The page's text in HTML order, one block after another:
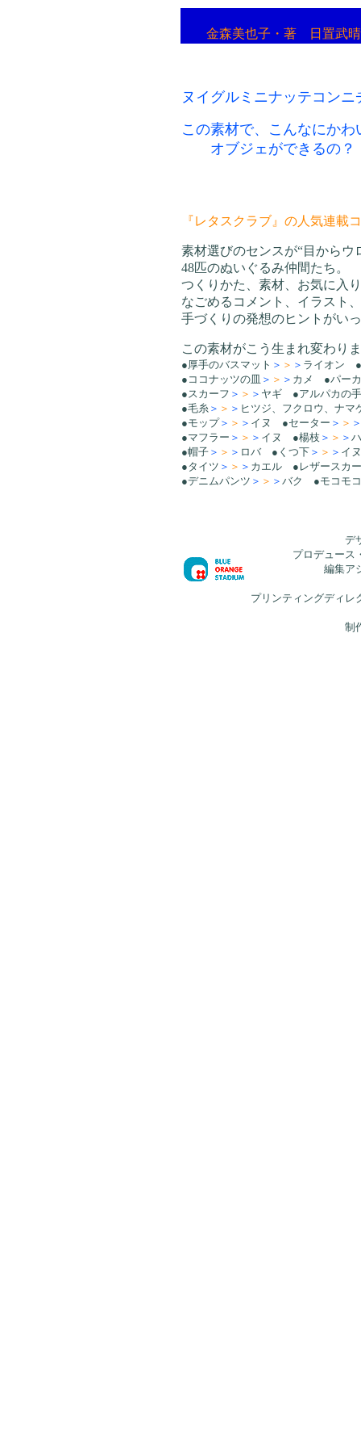
金森美也子・著 日置武
ヌイグルミニナッテコンニ
この素材で、こんなにかわ
オブジェができるの？
『レタスクラブ』の人気連載
素材選びのセンスが“目からウ
48匹のぬいぐるみ仲間たち。
つくりかた、素材、お気に入
なごめるコメント、イラスト
手づくりの発想のヒントがい
この素材がこう生まれ変わり
●厚手のバスマット ＞ ＞ ＞ ライオン ●
●ココナッツの皿 ＞ ＞ ＞ カメ ●パー
●スカーフ ＞ ＞ ＞ ヤギ ●アルパカの
●毛糸＞ ＞ ＞ ヒツジ、フクロウ、ナ
●モップ＞ ＞ ＞ イヌ ●セーター ＞ ＞ ＞
●マフラー ＞ ＞ ＞ イヌ ●楊枝＞ ＞ ＞
●帽子＞ ＞ ＞ ロバ ●くつ下＞ ＞ ＞ イ
●タイツ ＞ ＞ ＞ カエル ●レザースカ
●デニムパンツ ＞ ＞ ＞ バク ●モコモ
デ
プロデュース
編集ア
プリンティングディレ
制